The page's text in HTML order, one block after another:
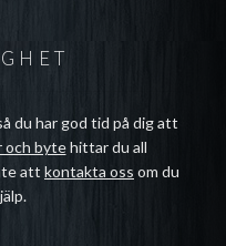
du har god tid på dig att
och bytehittar du all
att kontakta oss om du